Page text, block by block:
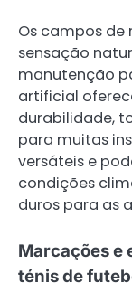
Os campos
sensação
manutenção
artificial
durabilidade,
para muitas
versáteis e
condições
duros para as
Marcações e
ténis de